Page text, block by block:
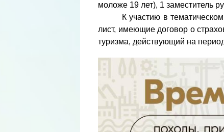
моложе 19 лет), 1 заместитель
К участию в
лист, имеющие договор о
туризма, действующий на